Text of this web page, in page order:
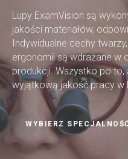
Lupy ExamVision są
jakości materiałów,
Indywidualne cechy
ergonomii są wdrażane w
produkcji. Wszystko po to,
wyjątkową jakość pracy w
WYBIERZ